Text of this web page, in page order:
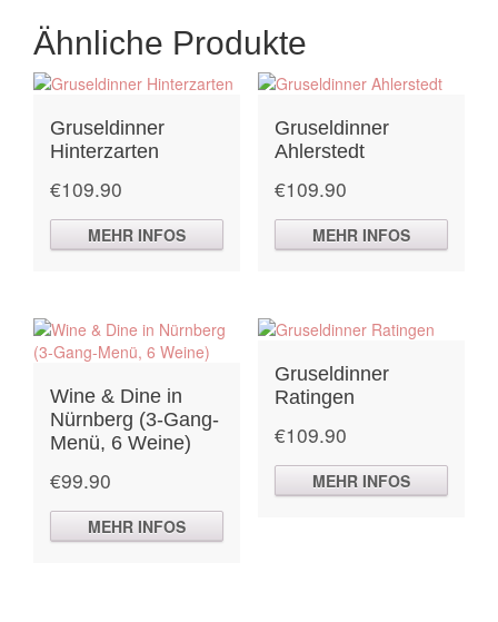
Ähnliche Produkte
Gruseldinner
Hinterzarten
€109.90
MEHR INFOS
Gruseldinner
Ahlerstedt
€109.90
MEHR INFOS
Wine & Dine in
Nürnberg (3-Gang-
Menü, 6 Weine)
€99.90
MEHR INFOS
Gruseldinner
Ratingen
€109.90
MEHR INFOS